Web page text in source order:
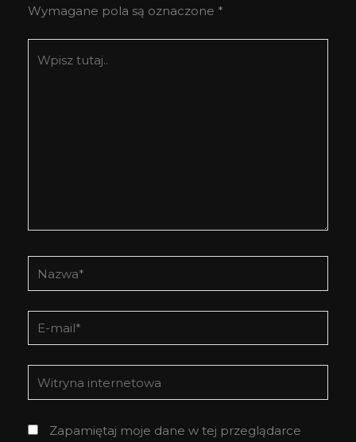
Wymagane pola są oznaczone *
tutaj..
Nazwa*
E-
mail*
Witryna
internetowa
Zapamiętaj moje dane w tej przeglądarce